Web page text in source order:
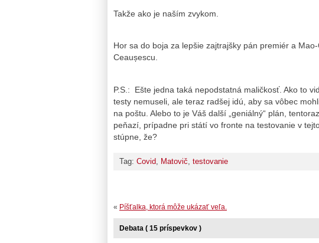
Takže ako je naším zvykom.
Hor sa do boja za lepšie zajtrajšky pán premiér a
Ceaușescu.
P.S.: Ešte jedna taká nepodstatná maličkosť. Ako to
testy nemuseli, ale teraz radšej idú, aby sa vôbec
na poštu. Alebo to je Váš další „geniálný“ plán,
peňazí, prípadne pri státí vo fronte na testovanie v
stúpne, že?
Tag: Covid Matovič testovanie
« Píšťalka, ktorá môže ukázať veľa.
Debata ( 15 príspevkov )